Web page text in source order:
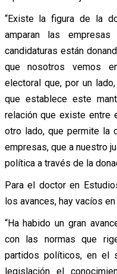
“Existe la figura de la
amparan las
candidaturas están
que nosotros vemos
electoral que, por un
que establece este
relación que existe entre
otro lado, que permite la
empresas, que a nuestro
política a través de la
Para el doctor en
los avances, hay vacíos
“Ha habido un gran
con las normas que
partidos políticos, en el
legislación el